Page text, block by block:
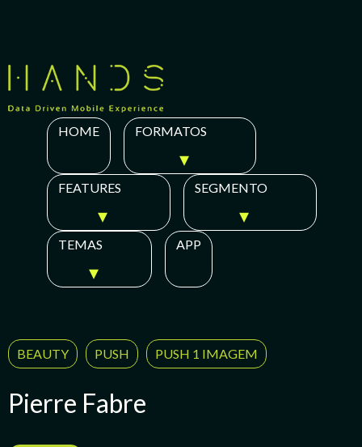
HOME FORMATOS
FEATURES SEGMENTO
TEMAS APP
BEAUTY PUSH PUSH 1 IMAGEM
Pierre Fabre